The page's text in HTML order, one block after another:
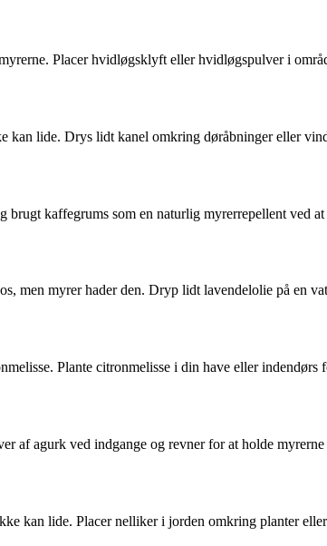
Placer hvidløgsklyft eller hvidløgspulver i
kan lide. Drys lidt kanel omkring døråbninger eller
kaffegrums som en naturlig myrerrepellent ved
men myrer hader den. Dryp lidt lavendelolie på en
Plante citronmelisse i din have eller indendørs
af agurk ved indgange og revner for at holde
kan lide. Placer nelliker i jorden omkring planter